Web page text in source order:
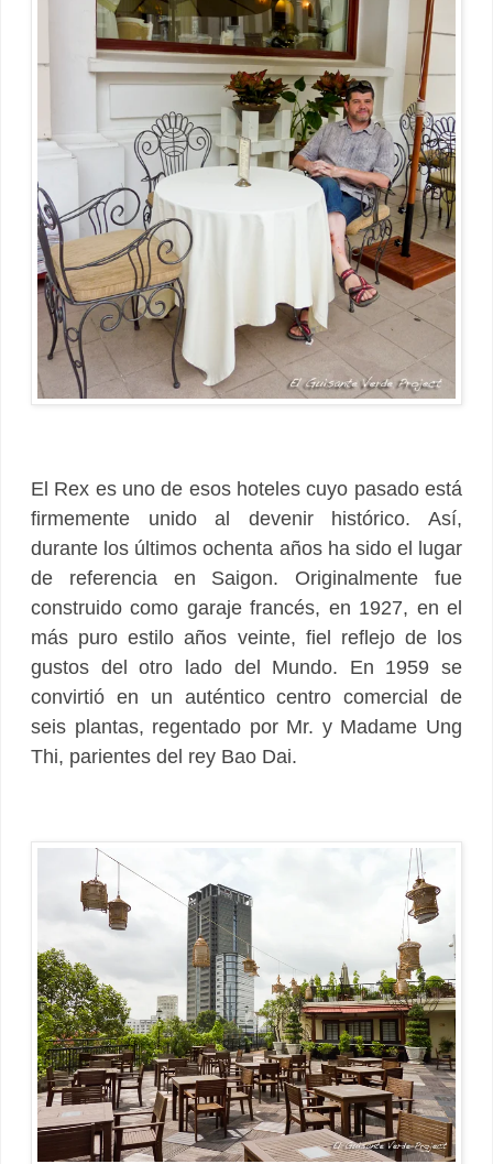
El Rex es uno de esos hoteles cuyo pasado está
firmemente unido al devenir histórico. Así,
durante los últimos ochenta años ha sido el lugar
de referencia en Saigon. Originalmente fue
construido como garaje francés, en 1927, en el
más puro estilo años veinte, fiel reflejo de los
gustos del otro lado del Mundo. En 1959 se
convirtió en un auténtico centro comercial de
seis plantas, regentado por Mr. y Madame Ung
Thi, parientes del rey Bao Dai.